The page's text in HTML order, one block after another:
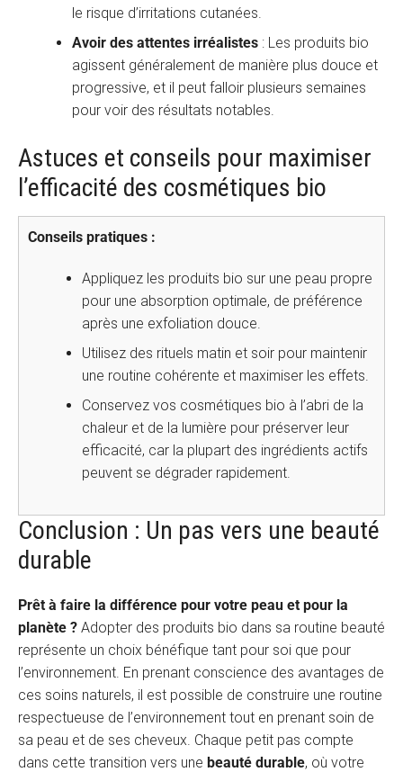
le risque d’irritations cutanées.
Avoir des attentes irréalistes : Les produits bio
agissent généralement de manière plus douce et
progressive, et il peut falloir plusieurs semaines
pour voir des résultats notables.
Astuces et conseils pour maximiser
l’efficacité des cosmétiques bio
Conseils pratiques :
Appliquez les produits bio sur une peau propre
pour une absorption optimale, de préférence
après une exfoliation douce.
Utilisez des rituels matin et soir pour maintenir
une routine cohérente et maximiser les effets.
Conservez vos cosmétiques bio à l’abri de la
chaleur et de la lumière pour préserver leur
efficacité, car la plupart des ingrédients actifs
peuvent se dégrader rapidement.
Conclusion : Un pas vers une beauté
durable
Prêt à faire la différence pour votre peau et pour la
planète ? Adopter des produits bio dans sa routine beauté
représente un choix bénéfique tant pour soi que pour
l’environnement. En prenant conscience des avantages de
ces soins naturels, il est possible de construire une routine
respectueuse de l’environnement tout en prenant soin de
sa peau et de ses cheveux. Chaque petit pas compte
dans cette transition vers une beauté durable, où votre